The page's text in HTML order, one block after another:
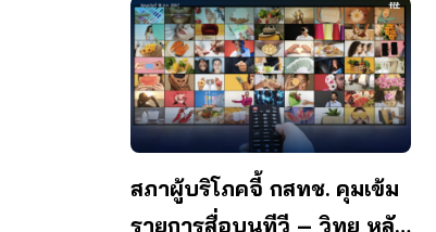
สภาผู้บริโภคจี้ กสทช. คุมเข้ม
รายการสื่อบนทีวี – วิทยุ หลัง